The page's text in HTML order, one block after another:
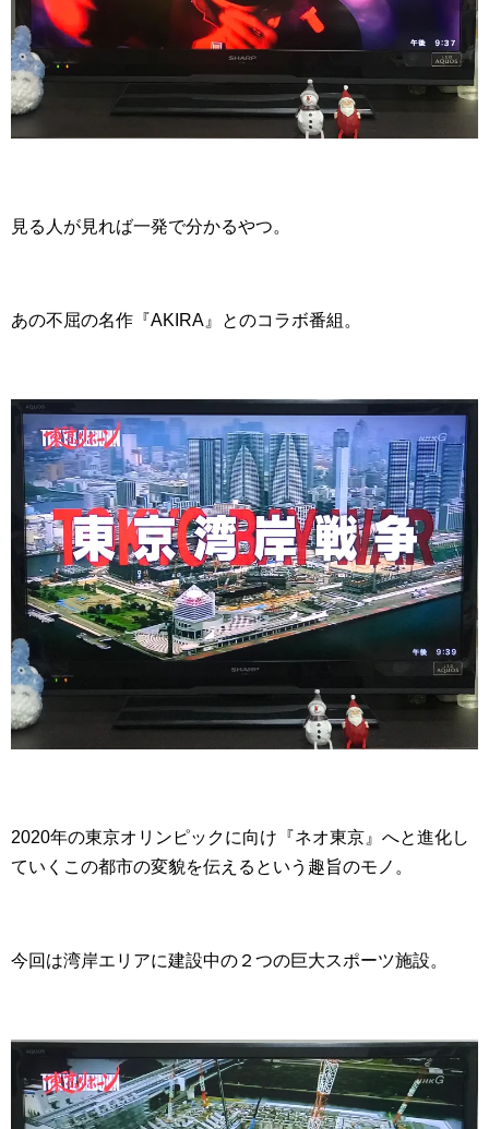
見る人が見れば一発で分かるやつ。
あの不屈の名作『AKIRA』とのコラボ番組。
2020年の東京オリンピックに向け『ネオ東京』へと進化し
ていくこの都市の変貌を伝えるという趣旨のモノ。
今回は湾岸エリアに建設中の２つの巨大スポーツ施設。